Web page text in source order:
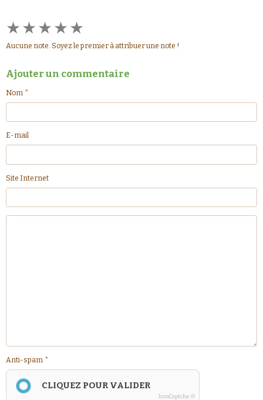
★★★★★
Aucune note. Soyez le premier à attribuer une note !
Ajouter un commentaire
Nom
E-mail
Site Internet
Anti-spam
CLIQUEZ POUR VALIDER
IconCaptcha ©